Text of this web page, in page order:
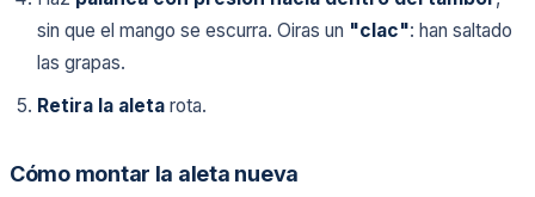
sin que el mango se escurra. Oiras un "clac": han saltado
las grapas.
Retira la aleta rota.
Cómo montar la aleta nueva